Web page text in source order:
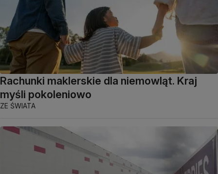
Rachunki maklerskie dla niemowląt. Kraj
myśli pokoleniowo
ZE ŚWIATA